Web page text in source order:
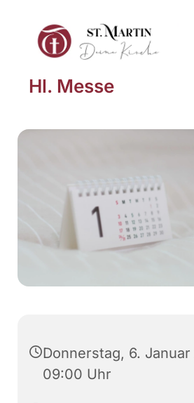
Hl. Messe
Donnerstag, 6.
09:00 Uhr